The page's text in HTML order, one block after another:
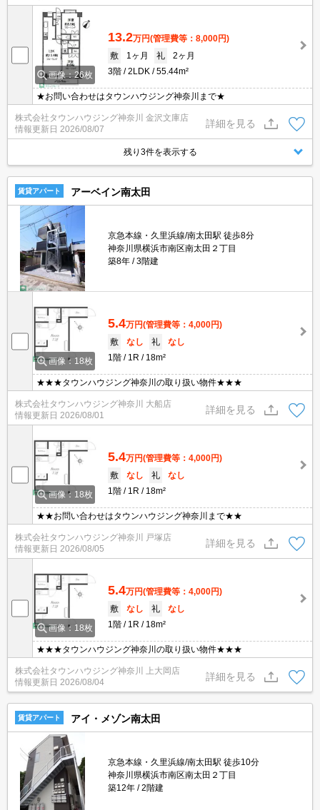
画像：26枚
13.2万円(管理費等：8,000円)
敷
1ヶ月 礼
2ヶ月
3階
2LDK 55.44m²
★お問い合わせはタウンハウジング神奈川まで★
株式会社タウンハウジング神奈川 金沢文庫店
情報更新日 2026/08/07
詳細を見る
残り3件を表示する
賃貸アパート アーベイン南太田
京急本線・久里浜線/南太田駅 徒歩8分
神奈川県横浜市南区南太田２丁目
築8年
3階建
画像：18枚
5.4万円(管理費等：4,000円)
敷
なし 礼
なし
1階
1R 18m²
★★★タウンハウジング神奈川の取り扱い物件★★★
株式会社タウンハウジング神奈川 大船店
情報更新日 2026/08/01
詳細を見る
画像：18枚
5.4万円(管理費等：4,000円)
敷
なし 礼
なし
1階
1R 18m²
★★お問い合わせはタウンハウジング神奈川まで★★
株式会社タウンハウジング神奈川 戸塚店
情報更新日 2026/08/05
詳細を見る
画像：18枚
5.4万円(管理費等：4,000円)
敷
なし 礼
なし
1階
1R 18m²
★★★タウンハウジング神奈川の取り扱い物件★★★
株式会社タウンハウジング神奈川 上大岡店
情報更新日 2026/08/04
詳細を見る
賃貸アパート アイ・メゾン南太田
京急本線・久里浜線/南太田駅 徒歩10分
神奈川県横浜市南区南太田２丁目
築12年
2階建